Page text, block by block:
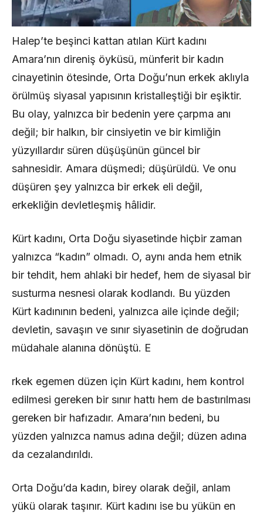
Halep’te beşinci kattan atılan Kürt kadını
Amara’nın direniş öyküsü, münferit bir kadın
cinayetinin ötesinde, Orta Doğu’nun erkek aklıyla
örülmüş siyasal yapısının kristalleştiği bir eşiktir.
Bu olay, yalnızca bir bedenin yere çarpma anı
değil; bir halkın, bir cinsiyetin ve bir kimliğin
yüzyıllardır süren düşüşünün güncel bir
sahnesidir. Amara düşmedi; düşürüldü. Ve onu
düşüren şey yalnızca bir erkek eli değil,
erkekliğin devletleşmiş hâlidir.
Kürt kadını, Orta Doğu siyasetinde hiçbir zaman
yalnızca “kadın” olmadı. O, aynı anda hem etnik
bir tehdit, hem ahlaki bir hedef, hem de siyasal bir
susturma nesnesi olarak kodlandı. Bu yüzden
Kürt kadınının bedeni, yalnızca aile içinde değil;
devletin, savaşın ve sınır siyasetinin de doğrudan
müdahale alanına dönüştü. E
rkek egemen düzen için Kürt kadını, hem kontrol
edilmesi gereken bir sınır hattı hem de bastırılması
gereken bir hafızadır. Amara’nın bedeni, bu
yüzden yalnızca namus adına değil; düzen adına
da cezalandırıldı.
Orta Doğu’da kadın, birey olarak değil, anlam
yükü olarak taşınır. Kürt kadını ise bu yükün en